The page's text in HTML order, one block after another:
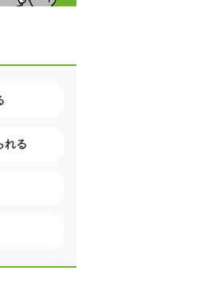
れる